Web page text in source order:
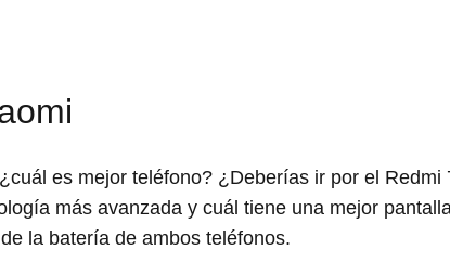
es mejor teléfono? ¿Deberías ir por el
más avanzada y cuál tiene una mejor
la batería de ambos teléfonos.